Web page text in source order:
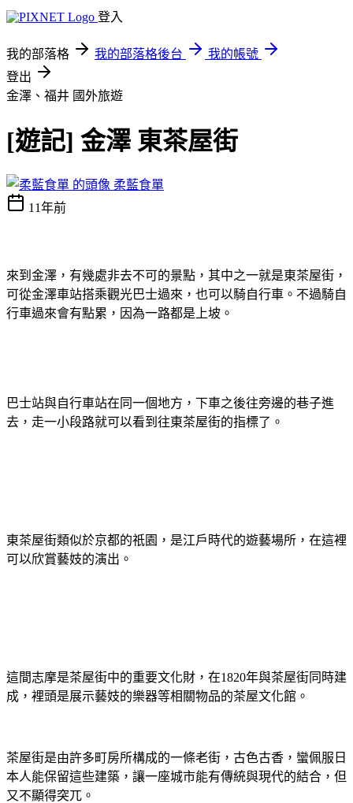
登入
我的部落格 我的部落格後台
我的帳號
登出
金澤、福井 國外旅遊
[遊記] 金澤 東茶屋街
柔藍食單
11年前
來到金澤，有幾處非去不可的景點，其中之一就是東茶屋街，
可從金澤車站搭乘觀光巴士過來，也可以騎自行車。不過騎自
行車過來會有點累，因為一路都是上坡。
巴士站與自行車站在同一個地方，下車之後往旁邊的巷子進
去，走一小段路就可以看到往東茶屋街的指標了。
東茶屋街類似於京都的祇園，是江戶時代的遊藝場所，在這裡
可以欣賞藝妓的演出。
這間志摩是茶屋街中的重要文化財，在1820年與茶屋街同時建
成，裡頭是展示藝妓的樂器等相關物品的茶屋文化館。
茶屋街是由許多町房所構成的一條老街，古色古香，蠻佩服日
本人能保留這些建築，讓一座城市能有傳統與現代的結合，但
又不顯得突兀。